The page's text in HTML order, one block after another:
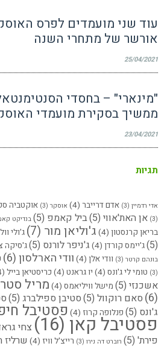
עוד שני מועמדים לפרס
אורשר של מתחרי השנה
25/04/2021
"מינארי" – בחסדי
ממשיך בסקירת מועמדי
23/04/2021
תגיות
אדי רדמיין (3) אדם דרייבר (4) אוסקר (3) אוקטביה
(3)
אן האת'אווי (5) ביל קאמפ (5) בנדיקט
בריאן קרנסטון (4) ג'וליאן מור (7) ג'ולי
(5)
ג'יימס קורדן (4) ג'ניפר לורנס (5) ג'סיקה
בונהם קרטר (3) וודי אלן (4) וודי הארלסון(6)
(3)
טומי לי ג'ונס (4) יו גראנט (4) כריסטיאן בייל (4)
אשכנזי (5) מישל וויליאמס (4) מריל
(6) סאם רוקוול (5) סטיבן ספילברג (5)
ג'ונס (5) פנלופה קרוז (4) פסטיבל
פסטיבל קאן (16) צחי
פירת' (5) רוברט דה נירו (3) רייצ'ל וויז (4) שרליז